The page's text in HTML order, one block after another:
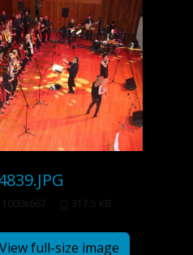
1000x667 317.5 KB
View full-size image